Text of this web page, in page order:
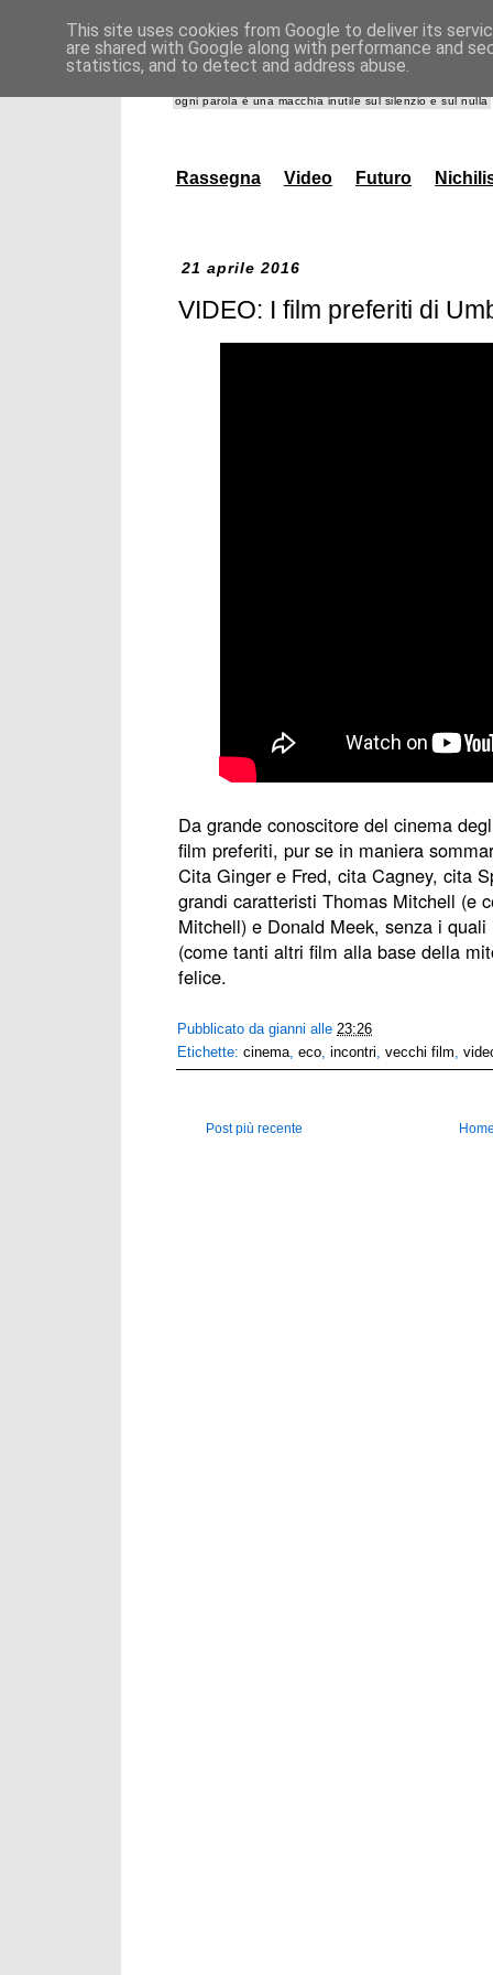
giannidanna.it
ogni parola è una macchia inutile sul silenzio e sul nulla
Rassegna Video Futuro
21 aprile 2016
VIDEO: I film preferiti di
Da grande conoscitore del cinema
film preferiti, pur se in maniera
Cita Ginger e Fred, cita Cagney, cita
grandi caratteristi Thomas Mitchell (e
Mitchell) e Donald Meek, senza i
(come tanti altri film alla base della
felice.
Pubblicato dagianni alle23:26
Etichette:cinema,eco,incontri,vecchi film,
Post più recente
This site uses cookies from Google to deliver its
are shared with Google along with performance and
statistics, and to detect and address abuse.